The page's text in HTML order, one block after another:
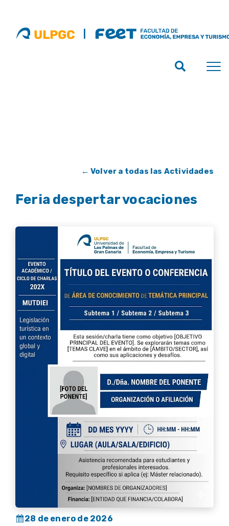
← Volver a todas las Actividades
Feria despertar vocaciones
28 de enero de 2026